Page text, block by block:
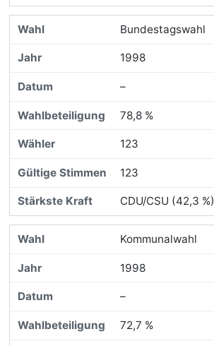
Bundestagswahl
1998
–
78,8 %
123
123
CDU/CSU (42,3 %)
Kommunalwahl
1998
–
72,7 %